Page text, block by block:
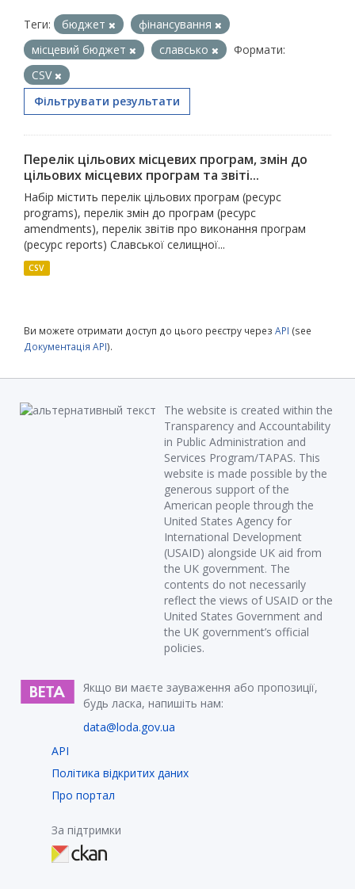
Теги: бюджет
фінансування
місцевий бюджет
славсько
Формати:
CSV
Фільтрувати результати
Перелік цільових місцевих програм, змін до
цільових місцевих програм та звіті...
Набір містить перелік цільових програм (ресурс
programs), перелік змін до програм (ресурс
amendments), перелік звітів про виконання програм
(ресурс reports) Славської селищної...
CSV
Ви можете отримати доступ до цього реєстру через API (see
Документація API).
The website is created within the
Transparency and Accountability
in Public Administration and
Services Program/TAPAS. This
website is made possible by the
generous support of the
American people through the
United States Agency for
International Development
(USAID) alongside UK aid from
the UK government. The
contents do not necessarily
reflect the views of USAID or the
United States Government and
the UK government’s official
policies.
Якщо ви маєте зауваження або пропозиції,
будь ласка, напишіть нам:
data@loda.gov.ua
API
Політика відкритих даних
Про портал
За підтримки